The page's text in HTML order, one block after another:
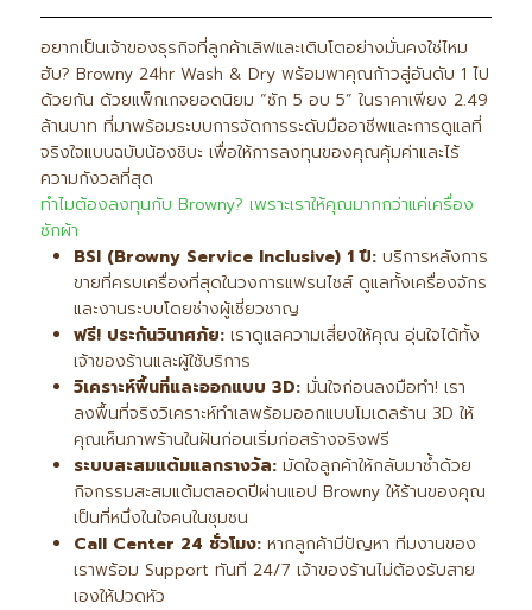
อยากเป็นเจ้าของธุรกิจที่ลูกค้าเลิฟและเติบโตอย่างมั่นคงใช่ไหม
ฮับ? Browny 24hr Wash & Dry พร้อมพาคุณก้าวสู่อันดับ 1 ไป
ด้วยกัน ด้วยแพ็กเกจยอดนิยม “ซัก 5 อบ 5” ในราคาเพียง 2.49
ล้านบาท ที่มาพร้อมระบบการจัดการระดับมืออาชีพและการดูแลที่
จริงใจแบบฉบับน้องชิบะ เพื่อให้การลงทุนของคุณคุ้มค่าและไร้
ความกังวลที่สุด
ทำไมต้องลงทุนกับ Browny? เพราะเราให้คุณมากกว่าแค่เครื่อง
ซักผ้า
BSI (Browny Service Inclusive) 1ปี: บริการหลังการ
ขายที่ครบเครื่องที่สุดในวงการแฟรนไชส์ ดูแลทั้งเครื่องจักร
และงานระบบโดยช่างผู้เชี่ยวชาญ
ฟรี! ประกันวินาศภัย: เราดูแลความเสี่ยงให้คุณ อุ่นใจได้ทั้ง
เจ้าของร้านและผู้ใช้บริการ
วิเคราะห์พื้นที่และออกแบบ 3D: มั่นใจก่อนลงมือทำ! เรา
ลงพื้นที่จริงวิเคราะห์ทำเลพร้อมออกแบบโมเดลร้าน 3D ให้
คุณเห็นภาพร้านในฝันก่อนเริ่มก่อสร้างจริงฟรี
ระบบสะสมแต้มแลกรางวัล: มัดใจลูกค้าให้กลับมาซ้ำด้วย
กิจกรรมสะสมแต้มตลอดปีผ่านแอป Browny ให้ร้านของคุณ
เป็นที่หนึ่งในใจคนในชุมชน
Call Center 24 ชั่วโมง: หากลูกค้ามีปัญหา ทีมงานของ
เราพร้อม Support ทันที 24/7 เจ้าของร้านไม่ต้องรับสาย
เองให้ปวดหัว